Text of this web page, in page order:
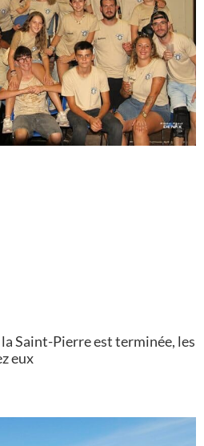
la Saint-Pierre est terminée, les
eux